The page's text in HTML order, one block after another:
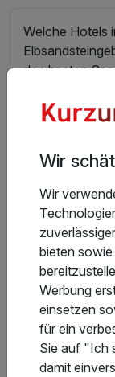
Welche Hotels
den besten
In welchen
Welche
Wir
Wir
bieten
Werbung
einsetzen
für ein
Sie auf "Ich
damit